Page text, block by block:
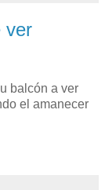
ver
balcón a ver
el amanecer